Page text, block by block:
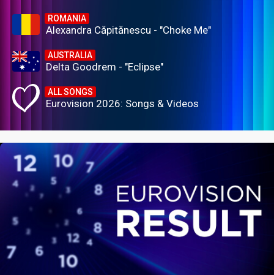
ROMANIA
Alexandra Căpitănescu - "Choke Me"
AUSTRALIA
Delta Goodrem - "Eclipse"
ALL SONGS
Eurovision 2026: Songs & Videos